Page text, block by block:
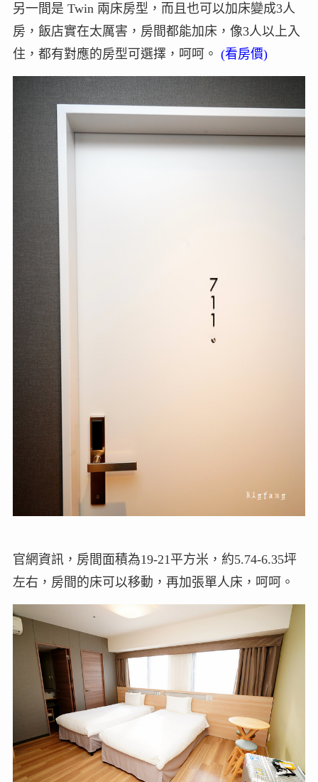
另一間是 Twin 兩床房型，而且也可以加床變成3人
房，飯店實在太厲害，房間都能加床，像3人以上入
住，都有對應的房型可選擇，呵呵。 (看房價)
官網資訊，房間面積為19-21平方米，約5.74-6.35坪
左右，房間的床可以移動，再加張單人床，呵呵。